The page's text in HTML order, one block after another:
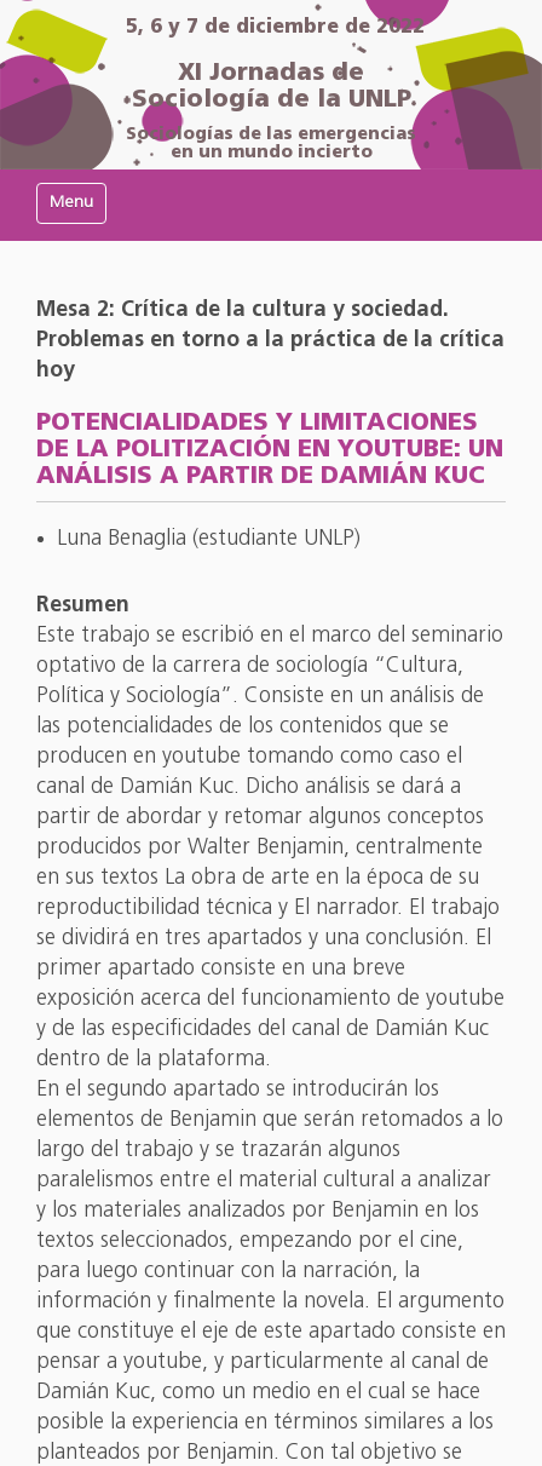
5, 6 y 7 de diciembre de 2022
XI Jornadas de
Sociología de la UNLP
Sociologías de las emergencias
en un mundo incierto
Mostrar/Ocultar navegación
Mesa 2: Crítica de la cultura y sociedad.
Problemas en torno a la práctica de la crítica
hoy
POTENCIALIDADES Y LIMITACIONES
DE LA POLITIZACIÓN EN YOUTUBE: UN
ANÁLISIS A PARTIR DE DAMIÁN KUC
Luna Benaglia (estudiante UNLP)
Resumen
Este trabajo se escribió en el marco del seminario
optativo de la carrera de sociología “Cultura,
Política y Sociología”. Consiste en un análisis de
las potencialidades de los contenidos que se
producen en youtube tomando como caso el
canal de Damián Kuc. Dicho análisis se dará a
partir de abordar y retomar algunos conceptos
producidos por Walter Benjamin, centralmente
en sus textos La obra de arte en la época de su
reproductibilidad técnica y El narrador. El trabajo
se dividirá en tres apartados y una conclusión. El
primer apartado consiste en una breve
exposición acerca del funcionamiento de youtube
y de las especificidades del canal de Damián Kuc
dentro de la plataforma.
En el segundo apartado se introducirán los
elementos de Benjamin que serán retomados a lo
largo del trabajo y se trazarán algunos
paralelismos entre el material cultural a analizar
y los materiales analizados por Benjamin en los
textos seleccionados, empezando por el cine,
para luego continuar con la narración, la
información y finalmente la novela. El argumento
que constituye el eje de este apartado consiste en
pensar a youtube, y particularmente al canal de
Damián Kuc, como un medio en el cual se hace
posible la experiencia en términos similares a los
planteados por Benjamin. Con tal objetivo se